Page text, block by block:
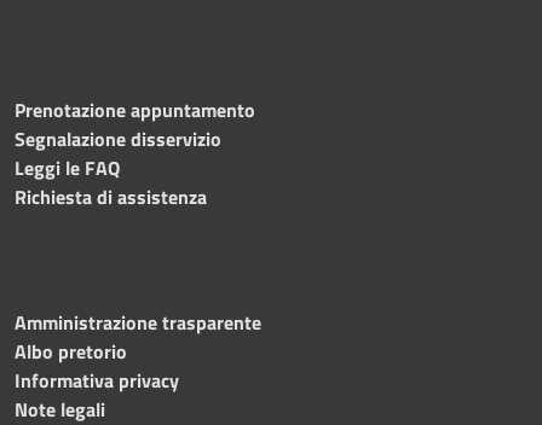
Prenotazione appuntamento
Segnalazione disservizio
Leggi le FAQ
Richiesta di assistenza
Amministrazione trasparente
Albo pretorio
Informativa privacy
Note legali